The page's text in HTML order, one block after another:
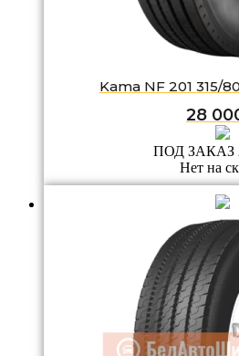
Kama NF 201 315/
28
ПОД ЗАКАЗ
Нет на